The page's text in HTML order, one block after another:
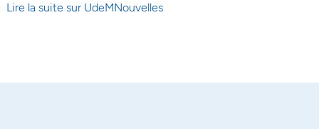
Lire la suite sur UdeMNouvelles